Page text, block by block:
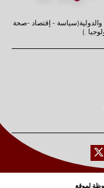
والدولية(سياسة - إقتصاد -صحة
.)